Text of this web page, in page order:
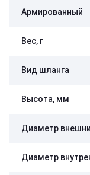
Армированный
Вес, г
Вид шланга
Высота, мм
Диаметр
Диаметр